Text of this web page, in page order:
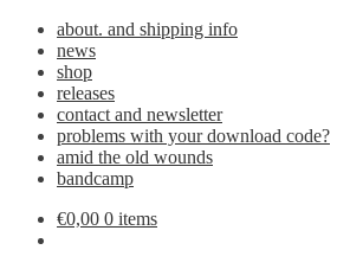
about. and shipping info
news
shop
releases
contact and newsletter
problems with your download code?
amid the old wounds
bandcamp
€0,00 0 items